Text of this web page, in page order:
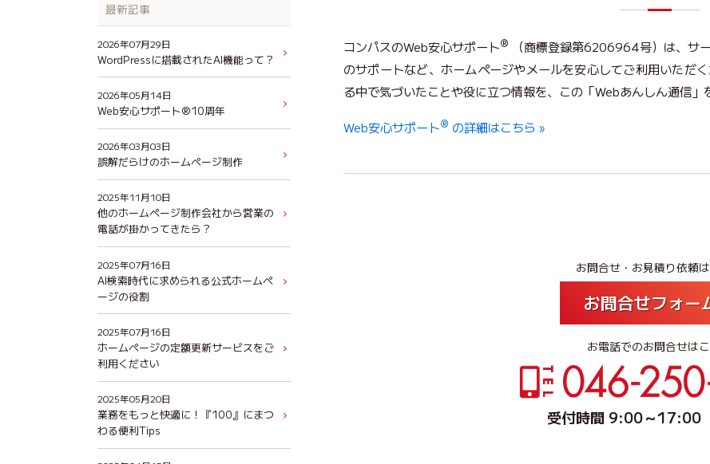
コンパスのWeb安心サポート®
（商標登録第6206964号）は、サ
のサポートなど、ホームページやメールを安心してご利用いただ
る中で気づいたことや役に立つ情報を、この「Webあんしん通信」
Web安心サポート® の詳細はこちら »
お問合せ・お見積り依頼
お問合せフォー
お電話でのお問合せは
受付時間 9:00～17:00
最新記事
2026年07月29日
WordPressに搭載されたAI機能って？
2026年05月14日
Web安心サポート®10周年
2026年03月03日
誤解だらけのホームページ制作
2025年11月10日
他のホームページ制作会社から営業の
電話が掛かってきたら？
2025年07月16日
AI検索時代に求められる公式ホームペ
ージの役割
2025年07月16日
ホームページの定額更新サービスをご
利用ください
2025年05月20日
業務をもっと快適に！『100』にまつ
わる便利Tips